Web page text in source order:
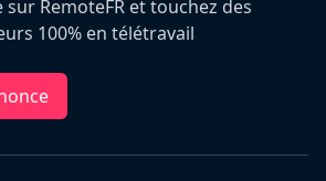
RemoteFR et touchez des
100% en télétravail